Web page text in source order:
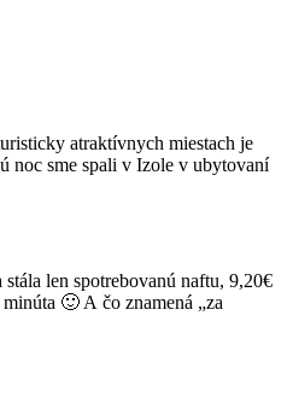
atraktívnych miestach je
noc sme spali v Izole v ubytovaní
len spotrebovanú naftu, 9,20€
🙂 A čo znamená „za